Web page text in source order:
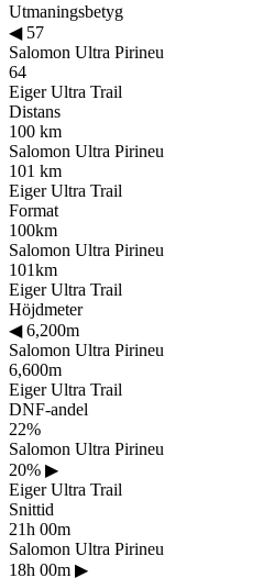
Utmaningsbetyg
◀57
Salomon Ultra Pirineu
64
Eiger Ultra Trail
Distans
100 km
Salomon Ultra Pirineu
101 km
Eiger Ultra Trail
Format
100km
Salomon Ultra Pirineu
101km
Eiger Ultra Trail
Höjdmeter
◀6,200m
Salomon Ultra Pirineu
6,600m
Eiger Ultra Trail
DNF-andel
22%
Salomon Ultra Pirineu
20% ▶
Eiger Ultra Trail
Snittid
21h 00m
Salomon Ultra Pirineu
18h 00m ▶